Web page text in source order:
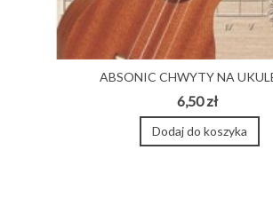
ABSONIC CHWYTY NA
6,50 zł
Dodaj do koszyka